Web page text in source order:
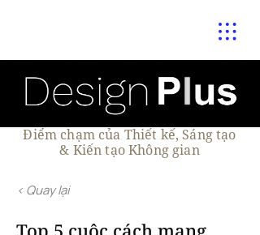
Điểm chạm của Thiết kế, Sáng tạo
& Kiến tạo Không gian
< Quay lại
Top 5 cuộc cách mạng